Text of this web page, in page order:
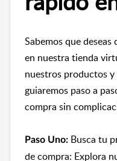
Sabemos que
en nuestra tienda
nuestros productos
guiaremos paso a
compra sin
Paso Uno: Busca tu
de compra: Explora